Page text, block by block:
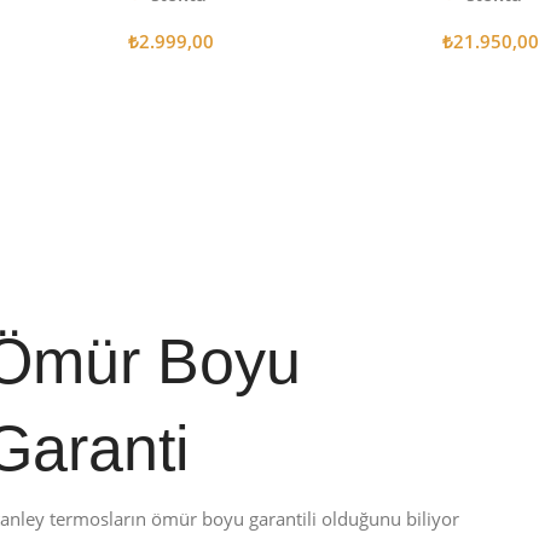
₺2.999,00
₺21.950,00
Boyu
termosların ömür boyu garantili olduğunu biliyor